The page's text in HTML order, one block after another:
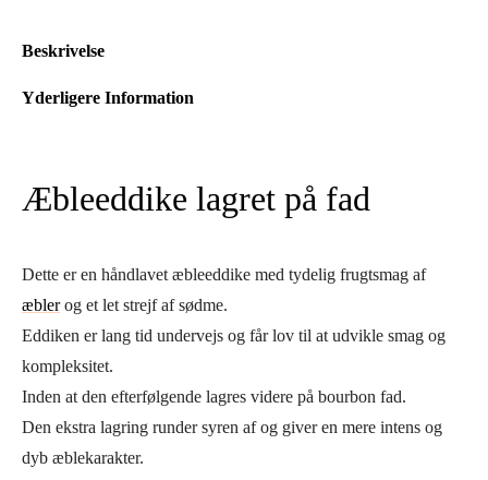
Beskrivelse
Yderligere Information
Æbleeddike lagret på fad
Dette er en håndlavet æbleeddike med tydelig frugtsmag af
æblerog et let strejf af sødme.
Eddiken er lang tid undervejs og får lov til at udvikle smag og
kompleksitet.
Inden at den efterfølgende lagres videre på bourbon fad.
Den ekstra lagring runder syren af og giver en mere intens og
dyb æblekarakter.